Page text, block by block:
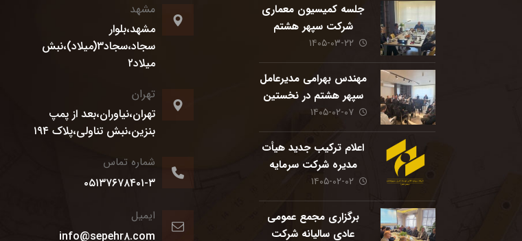
جلسه کمیسیون معماری
شرکت سپهر هشتم
۱۴۰۵-۰۳-۲۲
مهندس بهرامی مدیرعامل
سپهر هشتم در نخستین
دیدار با کارکنان؛ تبیین
مسیر پیش‌رو و تأکید بر
همدلی
۱۴۰۵-۰۲-۰۷
اعلام ترکیب جدید هیأت
مدیره شرکت سرمایه
گذاری توسعه عمران
سپهر هشتم
۱۴۰۵-۰۲-۰۲
برگزاری مجمع عمومی
عادی سالیانه شرکت
مشهد
مشهد،بلوار
سجاد،سجاد۳(میلاد)،نبش
میلاد۲
تهران
تهران،نیاوران،بعد از پمپ
بنزین،نبش تناولی،پلاک ۱۹۴
شماره تماس
۰۵۱۳۷۶۷۸۴۰۱-۳
ایمیل
info@sepehr۸.com